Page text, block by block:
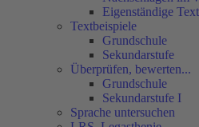
Eigenständige
Textbeispiele
Grundschule
Sekundarstufe
Überprüfen, bewerten...
Grundschule
Sekundarstufe I
Sprache untersuchen